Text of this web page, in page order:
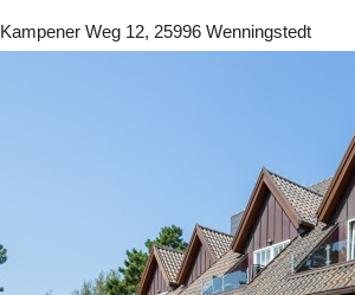
Kampener Weg 12, 25996 Wenningstedt